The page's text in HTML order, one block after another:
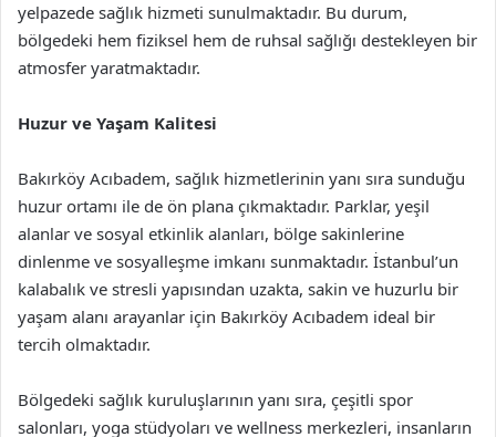
yelpazede sağlık hizmeti sunulmaktadır. Bu durum,
bölgedeki hem fiziksel hem de ruhsal sağlığı destekleyen bir
atmosfer yaratmaktadır.
Huzur ve Yaşam Kalitesi
Bakırköy Acıbadem, sağlık hizmetlerinin yanı sıra sunduğu
huzur ortamı ile de ön plana çıkmaktadır. Parklar, yeşil
alanlar ve sosyal etkinlik alanları, bölge sakinlerine
dinlenme ve sosyalleşme imkanı sunmaktadır. İstanbul’un
kalabalık ve stresli yapısından uzakta, sakin ve huzurlu bir
yaşam alanı arayanlar için Bakırköy Acıbadem ideal bir
tercih olmaktadır.
Bölgedeki sağlık kuruluşlarının yanı sıra, çeşitli spor
salonları, yoga stüdyoları ve wellness merkezleri, insanların